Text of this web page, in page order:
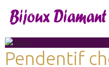
Pendentif